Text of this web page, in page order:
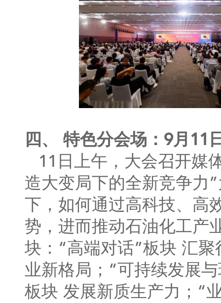
四、 特色分会场：9月11
11日上午，大会召开媒
造大变局下的全新竞争力
下，如何通过高科技、
势，进而推动石油化工产
块：“高端对话”板块 汇
业新格局；“可持续发展
板块 发展新质生产力；“